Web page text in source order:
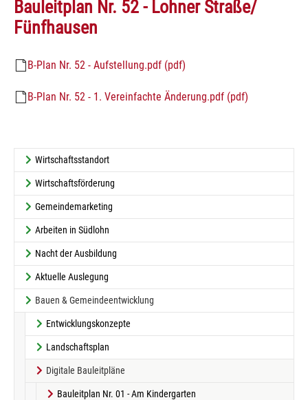
Bauleitplan Nr. 52 - Lohner Straße/
Fünfhausen
B-Plan Nr. 52 - Aufstellung.pdf (pdf)
B-Plan Nr. 52 - 1. Vereinfachte Änderung.pdf (pdf)
Wirtschaftsstandort
Wirtschaftsförderung
Gemeindemarketing
Arbeiten in Südlohn
Nacht der Ausbildung
Aktuelle Auslegung
Bauen & Gemeindeentwicklung
Entwicklungskonzepte
Landschaftsplan
Digitale Bauleitpläne
Bauleitplan Nr. 01 - Am Kindergarten